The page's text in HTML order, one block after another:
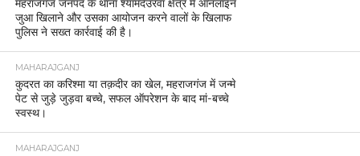
महराजगंज जनपद के थाना श्यामदेउरवां क्षेत्र में ऑनलाइन
जुआ खिलाने और उसका आयोजन करने वालों के खिलाफ
पुलिस ने सख्त कार्रवाई की है।
MAHARAJGANJ
कुदरत का करिश्मा या तक़दीर का खेल, महराजगंज में जन्मे
पेट से जुड़े जुड़वा बच्चे, सफल ऑपरेशन के बाद मां-बच्चे
स्वस्थ।
MAHARAJGANJ